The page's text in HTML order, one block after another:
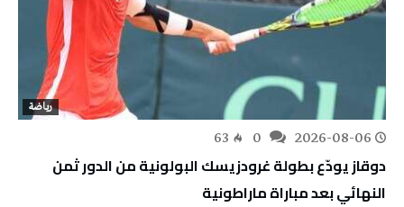
رياضة
2026-08-06
63
دوقاز يودّع بطولة غرودزيسك البولونية من الدور ثمن
النهائي بعد مباراة ماراطونية